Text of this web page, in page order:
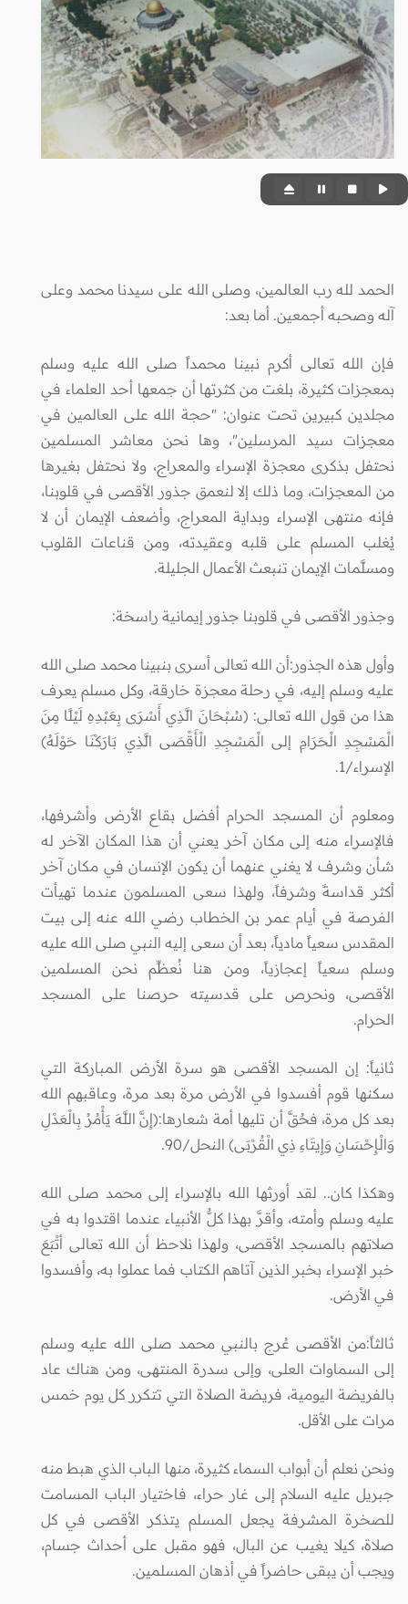
الحمد لله رب العالمين، وصلى الله على سيدنا محمد وعلى
آله وصحبه أجمعين. أما بعد:
فإن الله تعالى أكرم نبينا محمداً صلى الله عليه وسلم
بمعجزات كثيرة، بلغت من كثرتها أن جمعها أحد العلماء في
مجلدين كبيرين تحت عنوان: "حجة الله على العالمين في
معجزات سيد المرسلين"، وها نحن معاشر المسلمين
نحتفل بذكرى معجزة الإسراء والمعراج، ولا نحتفل بغيرها
من المعجزات، وما ذلك إلا لنعمق جذور الأقصى في قلوبنا،
فإنه منتهى الإسراء وبداية المعراج، وأضعف الإيمان أن لا
يُغلب المسلم على قلبه وعقيدته، ومن قناعات القلوب
ومسلَّمات الإيمان تنبعث الأعمال الجليلة.
وجذور الأقصى في قلوبنا جذور إيمانية راسخة:
وأول هذه الجذور:أن الله تعالى أسرى بنبينا محمد صلى الله
عليه وسلم إليه، في رحلة معجزة خارقة، وكل مسلم يعرف
هذا من قول الله تعالى: (سُبْحَانَ الَّذِي أَسْرَى بِعَبْدِهِ لَيْلًا مِنَ
الْمَسْجِدِ الْحَرَامِ إلى الْمَسْجِدِ الْأَقْصَى الَّذِي بَارَكْنَا حَوْلَهُ)
الإسراء/1.
ومعلوم أن المسجد الحرام أفضل بقاع الأرض وأشرفها،
فالإسراء منه إلى مكان آخر يعني أن هذا المكان الآخر له
شأن وشرف لا يغني عنهما أن يكون الإنسان في مكان آخر
أكثر قداسةً وشرفاً، ولهذا سعى المسلمون عندما تهيأت
الفرصة في أيام عمر بن الخطاب رضي الله عنه إلى بيت
المقدس سعياً مادياً، بعد أن سعى إليه النبي صلى الله عليه
وسلم سعياً إعجازياً، ومن هنا نُعظِّم نحن المسلمين
الأقصى، ونحرص على قدسيته حرصنا على المسجد
الحرام.
ثانياً: إن المسجد الأقصى هو سرة الأرض المباركة التي
سكنها قوم أفسدوا في الأرض مرة بعد مرة، وعاقبهم الله
بعد كل مرة، فحُقَّ أن تليها أمة شعارها:(إِنَّ اللَّهَ يَأْمُرُ بِالْعَدْلِ
وَالْإِحْسَانِ وَإِيتَاءِ ذِي الْقُرْبَى) النحل/90.
وهكذا كان.. لقد أورثها الله بالإسراء إلى محمد صلى الله
عليه وسلم وأمته، وأقرَّ بهذا كلُّ الأنبياء عندما اقتدوا به في
صلاتهم بالمسجد الأقصى، ولهذا نلاحظ أن الله تعالى أتْبَعَ
خبر الإسراء بخبر الذين آتاهم الكتاب فما عملوا به، وأفسدوا
في الأرض.
ثالثاً:من الأقصى عُرج بالنبي محمد صلى الله عليه وسلم
إلى السماوات العلى، وإلى سدرة المنتهى، ومن هناك عاد
بالفريضة اليومية، فريضة الصلاة التي تتكرر كل يوم خمس
مرات على الأقل.
ونحن نعلم أن أبواب السماء كثيرة، منها الباب الذي هبط منه
جبريل عليه السلام إلى غار حراء، فاختيار الباب المسامت
للصخرة المشرفة يجعل المسلم يتذكر الأقصى في كل
صلاة، كيلا يغيب عن البال، فهو مقبل على أحداث جسام،
ويجب أن يبقى حاضراً في أذهان المسلمين.